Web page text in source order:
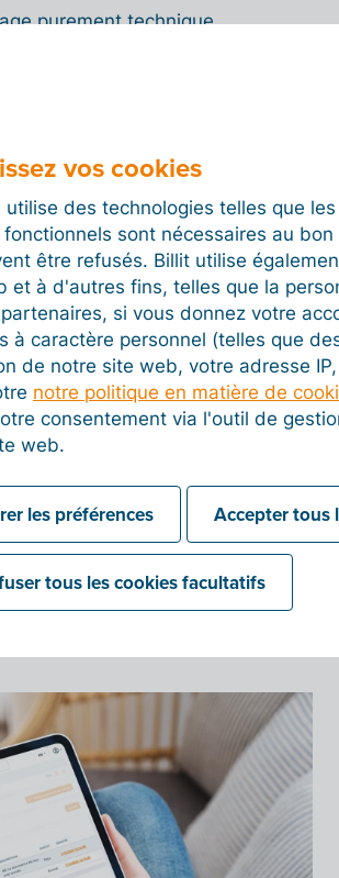
purement technique
Response »). En envoyant un
détaillé
sur votre facture sous la
déclenche l’envoi de cet avis en
de facturation.
statuts suivants :
- AB)
(under query - UQ)
accepted - CA)
vos cookies
utilise des technologies telles que
fonctionnels sont nécessaires au
être refusés. Billit utilise
et à d'autres fins, telles que la
si vous donnez votre
à caractère personnel (telles que
de notre site web, votre adresse
notre politique en matière de
consentement via l'outil de
web.
les préférences Accepter tous
tous les cookies facultatifs